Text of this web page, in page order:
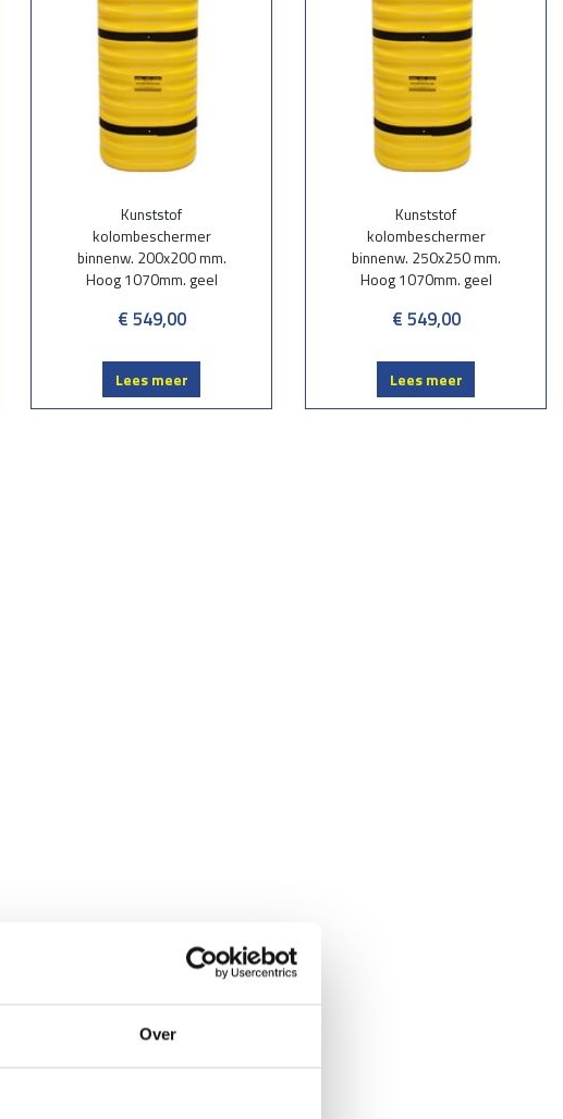
Over
en u ontvangt ons voorstel binnen enkele dagen.
Kunststof
kolombeschermer
binnenw. 200x200 mm.
Hoog 1070mm. geel
€ 549,00
Lees meer
Kunststof
kolombeschermer
binnenw. 250x250 mm.
Hoog 1070mm. geel
€ 549,00
Lees meer